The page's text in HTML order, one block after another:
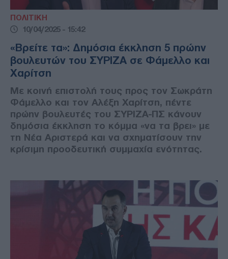
ΠΟΛΙΤΙΚΗ
10/04/2025 - 15:42
«Βρείτε τα»: Δημόσια έκκληση 5 πρώην
βουλευτών του ΣΥΡΙΖΑ σε Φάμελλο και
Χαρίτση
Με κοινή επιστολή τους προς τον Σωκράτη
Φάμελλο και τον Αλέξη Χαρίτση, πέντε
πρώην βουλευτές του ΣΥΡΙΖΑ-ΠΣ κάνουν
δημόσια έκκληση το κόμμα «να τα βρει» με
τη Νέα Αριστερά και να σχηματίσουν την
κρίσιμη προοδευτική συμμαχία ενότητας.